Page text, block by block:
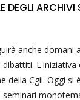
DEGLI
anche
della Cgil. Oggi